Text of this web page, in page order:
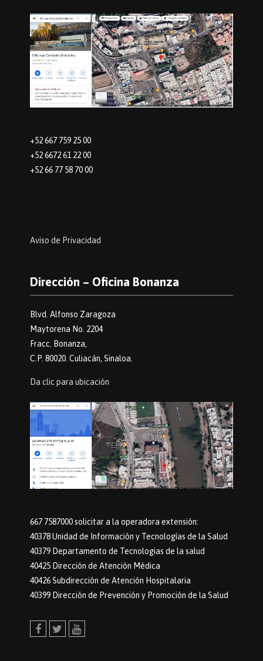
+52 667 759 25 00
+52 6672 61 22 00
+52 66 77 58 70 00
Aviso de Privacidad
Dirección – Oficina Bonanza
Blvd. Alfonso Zaragoza
Maytorena No. 2204
Fracc. Bonanza,
C.P. 80020. Culiacán, Sinaloa.
Da clic para ubicación
667 7587000 solicitar a la operadora extensión:
40378 Unidad de Información y Tecnologías de la Salud
40379 Departamento de Tecnologias de la salud
40425 Dirección de Atención Médica
40426 Subdirección de Atención Hospitalaria
40399 Dirección de Prevención y Promoción de la Salud